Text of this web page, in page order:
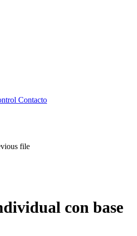
Contacto
con base